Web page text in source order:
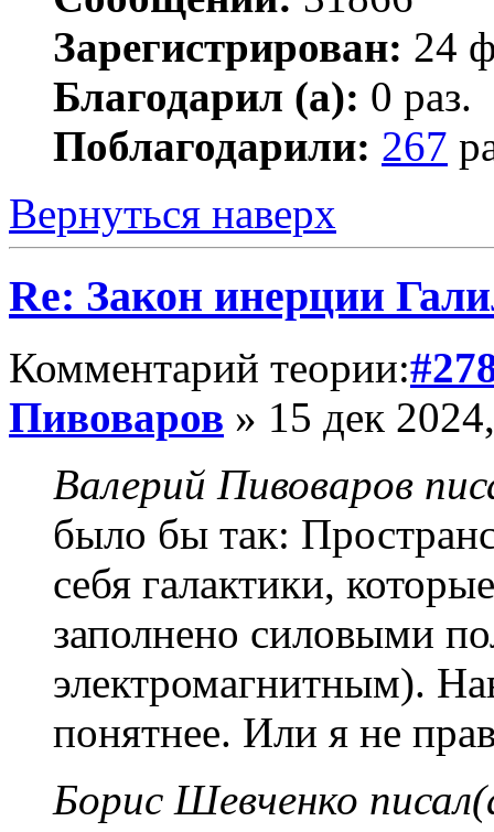
Зарегистрирован: 24
Благодарил (а): 0 раз.
Поблагодарили: 267
Вернуться наверх
Re: Закон инерции
Комментарий теории:
Пивоваров » 15 дек
Валерий Пивоваров
было бы так:
себя галактики,
заполнено силовыми
электромагнитным).
понятнее. Или я не
Борис Шевченко